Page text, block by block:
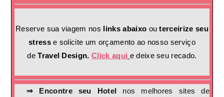
Reserve sua viagem nos links abaixo ou terceirize seu
stresse solicite um orçamento ao nosso serviço
deTravel Design.Click aqui e deixe seu recado.
⇒ Encontre seu Hotel nos melhores sites de